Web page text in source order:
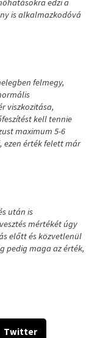
edzi a
is alkalmazkodóvá
felmegy,
viszkozitása,
kell tennie
maximum 5-6
ezen érték felett már
után is
mértékét úgy
előtt és közvetlenül
pedig maga az érték,
Twitter